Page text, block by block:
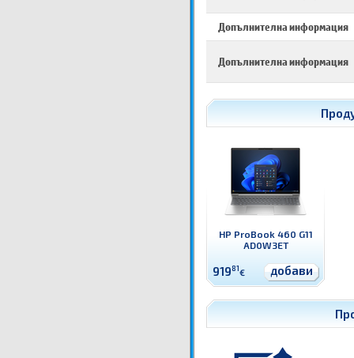
Допълнителна информация
Допълнителна информация
HP ProBook 460 G11
AD0W3ET
91981€ добави